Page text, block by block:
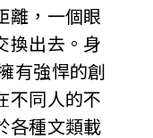
離，一個眼
換出去。身
有強悍的創
同人的不
各種文類載